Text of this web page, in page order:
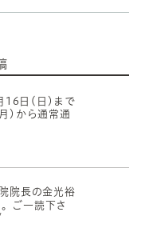
16日(日)まで
)から通常通
院長の金光裕
ご一読下さ